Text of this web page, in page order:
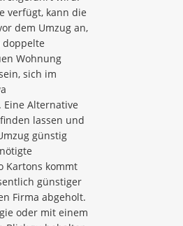
verfügt, kann die
dem Umzug an,
Wohnung
sich im
Alternative
lassen und
günstig
Kartons kommt
günstiger
Firma abgeholt.
oder mit einem